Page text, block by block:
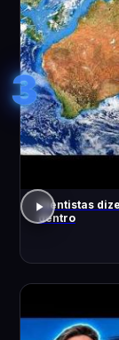
3
Cientistas
dentro